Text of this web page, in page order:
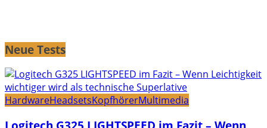
Neue Tests
HardwareHeadsetsKopfhörerMultimedia